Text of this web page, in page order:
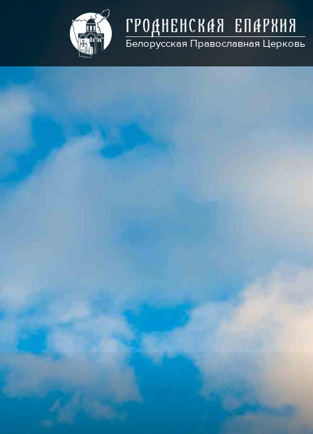
ГРОДНЕНСКАЯ ЕПАРХИЯ
Белорусская Православная Церковь